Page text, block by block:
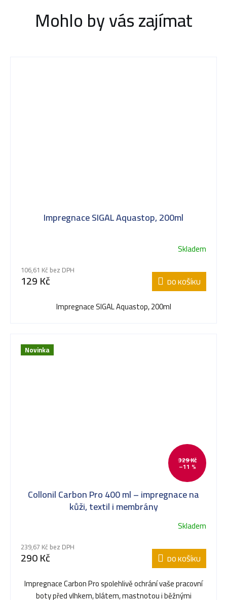
Mohlo by vás zajímat
Impregnace SIGAL Aquastop, 200ml
Skladem
106,61 Kč bez DPH
129 Kč DO KOŠÍKU
Impregnace SIGAL Aquastop, 200ml
Novinka
329 Kč
–11 %
Collonil Carbon Pro 400 ml – impregnace na
kůži, textil i membrány
Skladem
239,67 Kč bez DPH
290 Kč DO KOŠÍKU
Impregnace Carbon Pro spolehlivě ochrání vaše pracovní
boty před vlhkem, blátem, mastnotou i běžnými